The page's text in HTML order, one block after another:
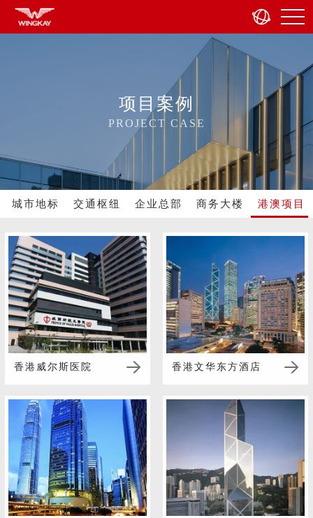
项目案例
PROJECT CASE
城市地标 交通枢纽 企业总部 商务大楼 港澳项目
香港威尔斯医院 香港文华东方酒店